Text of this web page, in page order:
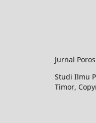
Jurnal
Studi Ilmu
Timor,